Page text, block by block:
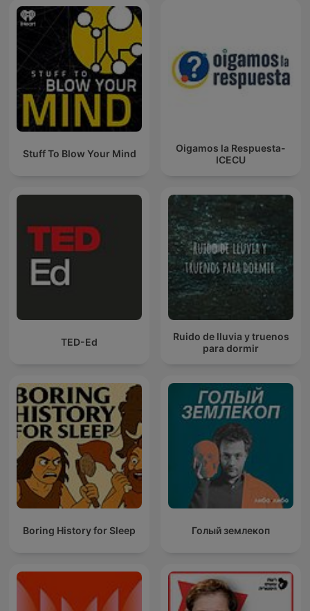
Stuff To Blow Your Mind
Oigamos la Respuesta-
ICECU
TED-Ed
Ruido de lluvia y truenos
para dormir
Boring History for Sleep Голый землекоп